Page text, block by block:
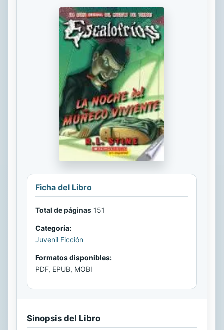
Ficha del Libro
Total de páginas 151
Categoría:
Juvenil Ficción
Formatos disponibles:
PDF, EPUB, MOBI
Sinopsis del Libro